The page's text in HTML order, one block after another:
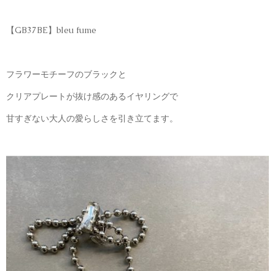
【GB37BE】bleu fume
フラワーモチーフのブラックと
クリアプレートが抜け感のあるイヤリングで
甘すぎない大人の愛らしさを引き立てます。